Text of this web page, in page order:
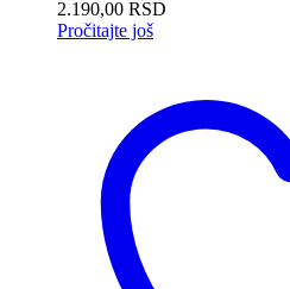
2.190,00 RSD
Pročitajte još